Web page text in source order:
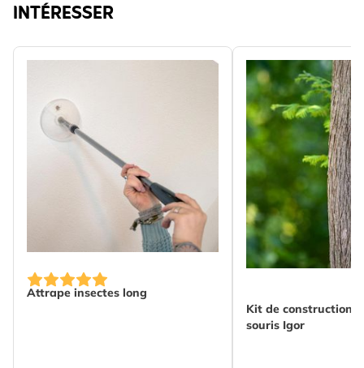
INTÉRESSER
Attrape insectes long
Kit de construction
souris Igor